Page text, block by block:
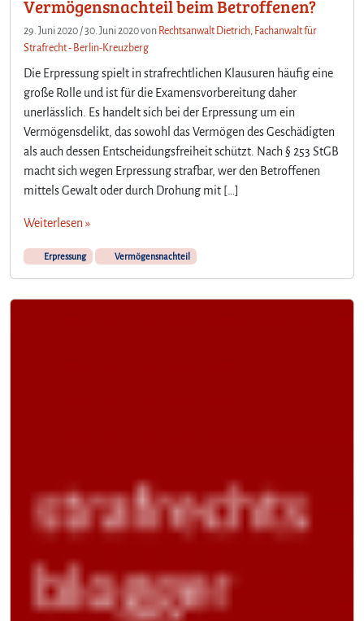
Vermögensnachteil beim Betroffenen?
29. Juni 2020 /30. Juni 2020von Rechtsanwalt Dietrich, Fachanwalt für
Strafrecht - Berlin-Kreuzberg
Die Erpressung spielt in strafrechtlichen Klausuren häufig eine
große Rolle und ist für die Examensvorbereitung daher
unerlässlich. Es handelt sich bei der Erpressung um ein
Vermögensdelikt, das sowohl das Vermögen des Geschädigten
als auch dessen Entscheidungsfreiheit schützt. Nach § 253 StGB
macht sich wegen Erpressung strafbar, wer den Betroffenen
mittels Gewalt oder durch Drohung mit […]
Weiterlesen »
Erpressung Vermögensnachteil